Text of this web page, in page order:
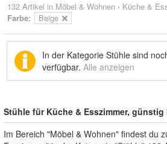
132 Artikel in Möbel & Wohnen › Küche &
Farbe:
Beige
In der Kategorie Stühle sind
verfügbar. Alle anzeigen
Stühle für Küche & Esszimmer,
Im Bereich "Möbel & Wohnen" findest du